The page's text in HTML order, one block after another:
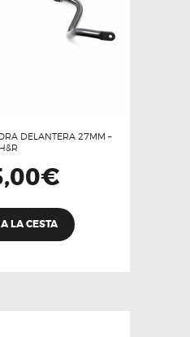
DELANTERA 27MM –
H&R
€
LA CESTA